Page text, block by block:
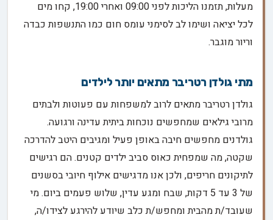
מעלות, תזמנו הליכות לפני 09:00 ואחרי 19:00, קחו מים
לכל יציאה ושימו לב לסימני עומס חום כמו התנשפות כבדה
וריור מוגבר.
מתי גולדן רטריבר מתאים יותר לילדים
גולדן רטריבר מתאים לרוב למשפחות עם פעוטות ולבתים
מרובי גילאים שמחפשים נוכחות ביתית עדינה ורגועה.
גולדנים מחפשים חיבה באופן פעיל ומגיבים היטב להדרכה
שקטה, מה שמפחית כאוס סביב ילדים קטנים. הם רגישים
לתיקונים חריפים, ולכן אנו מדגישים אילוף חיובי בסשנים
של 3 עד 5 דקות, שבח ומגע עדין, שלוש פעמים ביום. מי
שעובד/ת מהבית ומחפש/ת כלב שיודע להירגע לצידו/ה,